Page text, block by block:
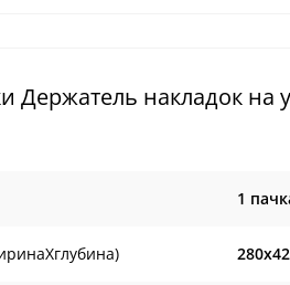
Держатель накладок
1